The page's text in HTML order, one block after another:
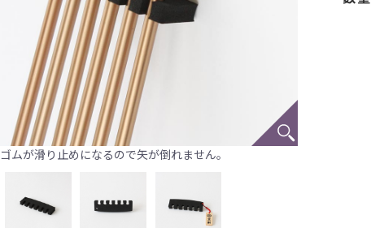
ゴムが滑り止めになるので矢が倒れません。